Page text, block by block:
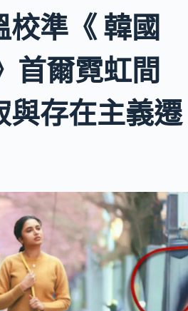
準《 韓國
首爾霓虹間
與存在主義遷